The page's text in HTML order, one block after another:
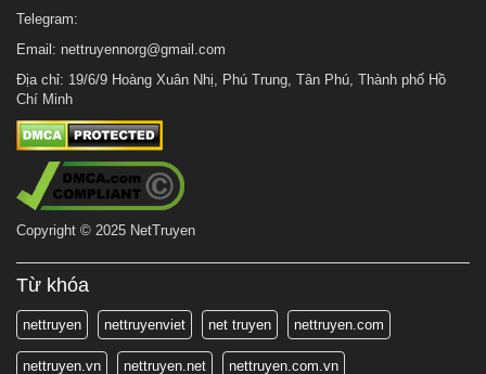
Telegram:
Email: nettruyennorg@gmail.com
Địa chỉ: 19/6/9 Hoàng Xuân Nhị, Phú Trung, Tân Phú, Thành phố Hồ
Chí Minh
Copyright © 2025 NetTruyen
Từ khóa
nettruyen nettruyenviet net truyen nettruyen.com
nettruyen.vn nettruyen.net nettruyen.com.vn